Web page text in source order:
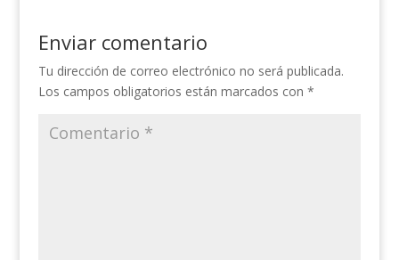
Enviar comentario
Tu dirección de correo electrónico no será publicada.
Los campos obligatorios están marcados con *